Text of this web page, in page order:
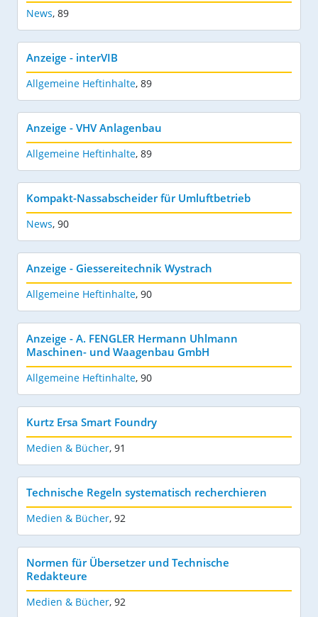
News, 89
Anzeige - interVIB
Allgemeine Heftinhalte, 89
Anzeige - VHV Anlagenbau
Allgemeine Heftinhalte, 89
Kompakt-Nassabscheider für Umluftbetrieb
News, 90
Anzeige - Giessereitechnik Wystrach
Allgemeine Heftinhalte, 90
Anzeige - A. FENGLER Hermann Uhlmann
Maschinen- und Waagenbau GmbH
Allgemeine Heftinhalte, 90
Kurtz Ersa Smart Foundry
Medien & Bücher, 91
Technische Regeln systematisch recherchieren
Medien & Bücher, 92
Normen für Übersetzer und Technische
Redakteure
Medien & Bücher, 92